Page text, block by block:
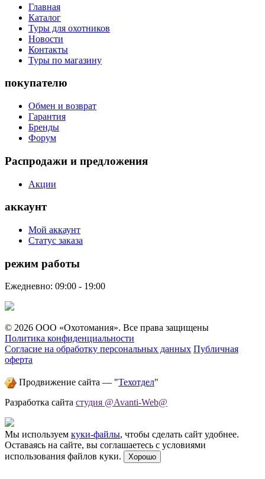
Главная
Каталог
Туры для охотников
Новости
Контакты
Туры по магазину
покупателю
Обмен и возврат
Гарантия
Бренды
Форум
Распродажи и предложения
Акции
аккаунт
Мой аккаунт
Статус заказа
режим работы
Ежедневно: 09:00 - 19:00
© 2026 ООО «Охотомания». Все права защищены
Политика конфиденциальности
Согласие на обработку персональных данных Публичная
оферта
Продвижение сайта — "Техотдел"
Разработка сайта студия @Avanti-Web@
Мы используем куки-файлы, чтобы сделать сайт удобнее.
Оставаясь на сайте, вы соглашаетесь с условиями
использования файлов куки.
Хорошо